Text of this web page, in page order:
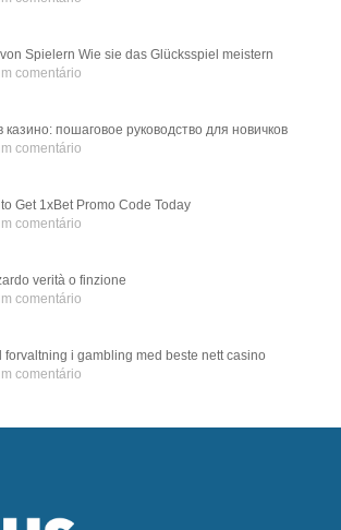
Spielern Wie sie das Glücksspiel meistern
comentário
казино: пошаговое руководство для новичков
comentário
Get 1xBet Promo Code Today
comentário
verità o finzione
comentário
forvaltning i gambling med beste nett casino
comentário